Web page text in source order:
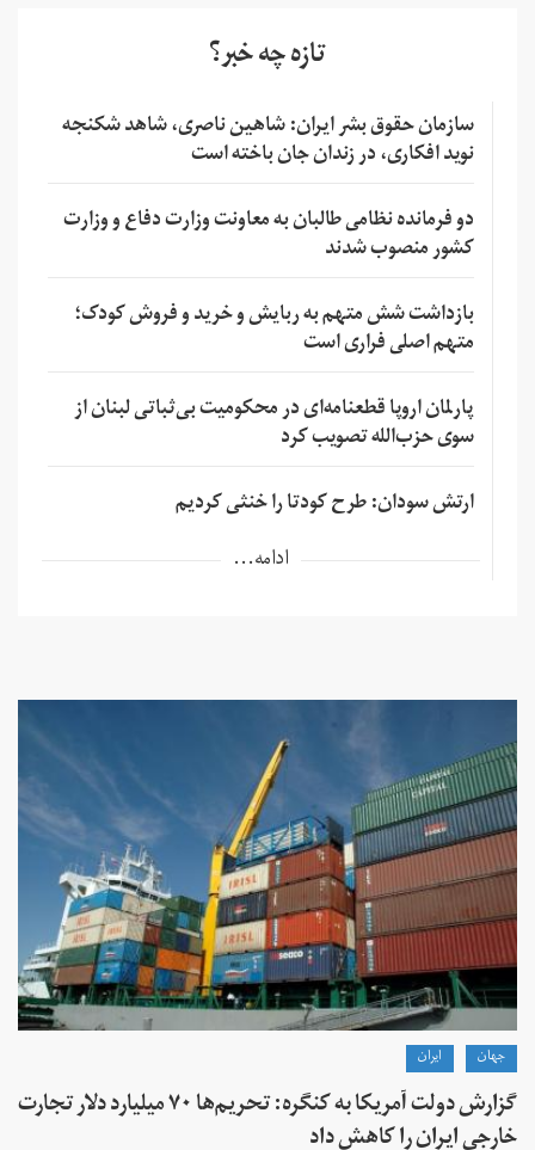
تازه چه خبر؟
سازمان حقوق بشر ایران: شاهین ناصری، شاهد شکنجه
نوید افکاری، در زندان جان باخته است
دو فرمانده نظامی طالبان به معاونت وزارت دفاع و وزارت
کشور منصوب شدند
بازداشت شش متهم به ربایش و خرید و فروش کودک؛
متهم اصلی فراری است
پارلمان اروپا قطعنامه‌ای در محکومیت بی‌ثباتی لبنان از
سوی حزب‌الله تصویب کرد
ارتش سودان: طرح کودتا را خنثی کردیم
ادامه...
جهان ايران
گزارش دولت آمریکا به کنگره: تحریم‌ها ۷۰ میلیارد دلار تجارت
خارجی ایران را کاهش داد